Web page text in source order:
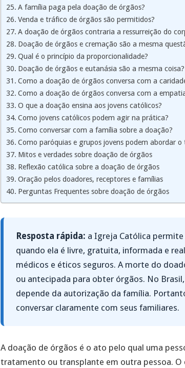
A família paga pela doação de órgãos?
Venda e tráfico de órgãos são permitidos?
A doação de órgãos contraria a ressurreição do
Doação de órgãos e cremação são a mesma
Qual é o princípio da proporcionalidade?
Doação de órgãos e eutanásia são a mesma coisa?
Como a doação de órgãos conversa com a
Como a doação de órgãos conversa com a
O que a doação ensina aos jovens católicos?
Como jovens católicos podem agir na prática?
Como conversar com a família sobre a doação?
Como paróquias e grupos jovens podem abordar o
Mitos e verdades sobre doação de órgãos
Reflexão católica sobre a doação de órgãos
Oração pelos doadores, receptores e famílias
Perguntas Frequentes sobre doação de órgãos
Resposta rápida: a Igreja Católica
quando ela é livre, gratuita, informada e
médicos e éticos seguros. A morte do
ou antecipada para obter órgãos. No
depende da autorização da família.
conversar claramente com seus familiares.
A doação de órgãos é o ato pelo qual uma
tratamento ou transplante em outra pessoa.